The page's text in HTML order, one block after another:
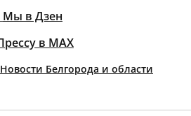
Мы в Дзен
в МАХ
Белгорода и области